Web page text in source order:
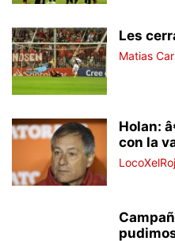
Les
Matias
Holan:
con la